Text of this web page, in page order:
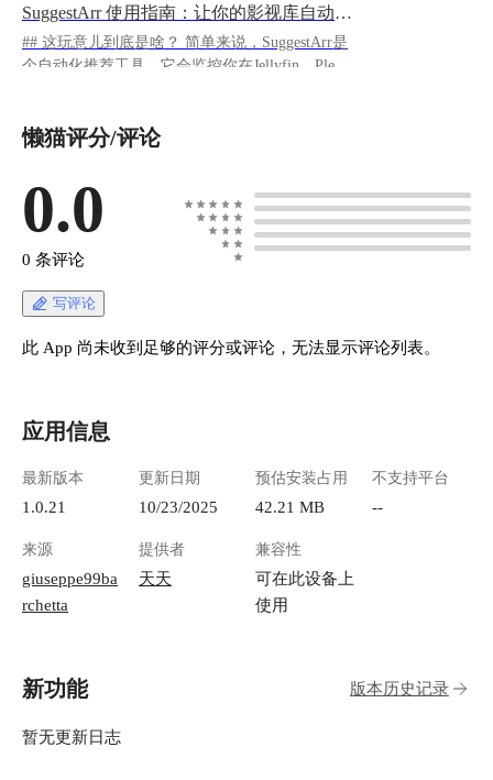
SuggestArr 使用指南：让你的影视库自动推荐新片
## 这玩意儿到底是啥？ 简单来说，SuggestArr是
个自动化推荐工具。它会监控你在Jellyfin、Plex
Jellyseer或Overseer发起下载请求。整个过程完全
戏》，SuggestArr就会自动帮你找到《维京传
奇》《最后的王国》这类史诗剧集。 如果你喜欢
看日本动画，看完《进击的巨人》，它可能会推
https://appstore.lazycat.cloud/#/shop/detail/cloud.laz
ycat.app.suggestarr ## 开始之前，你需要准备什么
### 1. 获取TMDb API密钥（必须的） TMDb就像
号 2. 登录后点击右上角头像，进入Settings（设
4. 选择"Developer"（开发者）选项 5. 填写简单的
申请表（应用名称随便写，比如"My Media
串字符很重要，要妥善保管 ![image.png]
(https://lzc-playground-1301583638.cos.ap-
chengdu.myqcloud.com/guidelines/496/7ef8d874-
至少要有一个在运行
ycat.app.jellyfinsingle - **Jellyseer/Overseer**：这
懒猫评分/评论
0.0
0 条评论
写评论
此 App 尚未收到足够的评分或评论，无法显示评论列表。
应用信息
最新版本
1.0.21
更新日期
10/23/2025
预估安装占用
42.21 MB
不支持平台
--
来源
giuseppe99ba
rchetta
提供者
天天
兼容性
可在此设备上
使用
新功能 版本历史记录
暂无更新日志